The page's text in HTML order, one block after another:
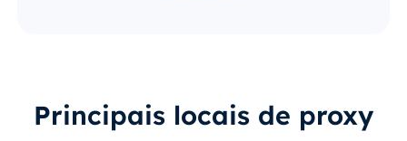
Principais locais de proxy